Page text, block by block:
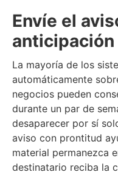
Envíe el
anticipación
La mayoría de los
automáticamente
negocios pueden
durante un par de
desaparecer por sí
aviso con prontitud
material permanezca
destinatario reciba la